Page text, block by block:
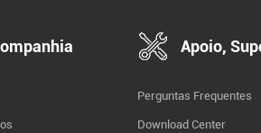
Apoio,
Perguntas Frequentes
Download Center